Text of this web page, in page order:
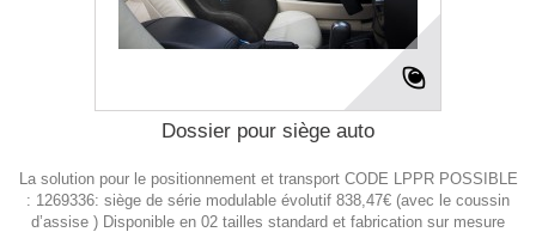
Dossier pour siège auto
La solution pour le positionnement et transport CODE LPPR POSSIBLE
: 1269336: siège de série modulable évolutif 838,47€ (avec le coussin
d’assise ) Disponible en 02 tailles standard et fabrication sur mesure